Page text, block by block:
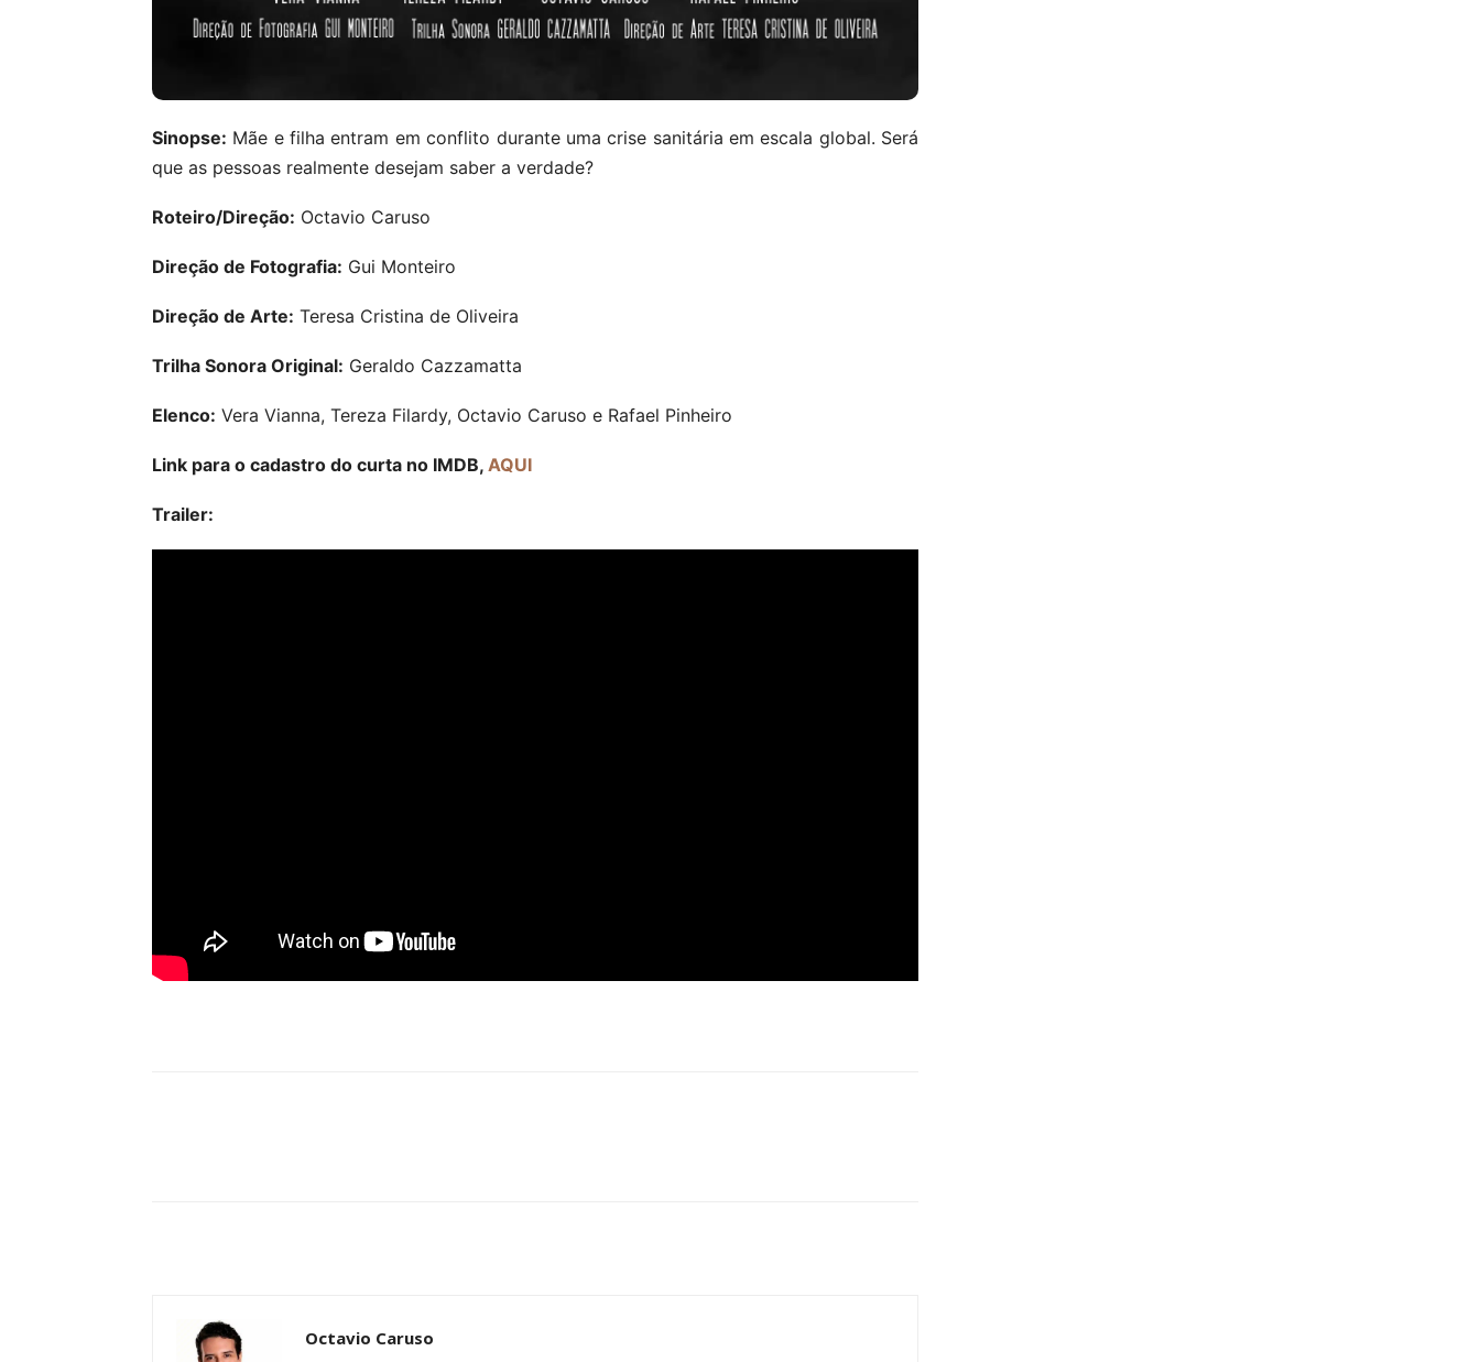
Sinopse: Mãe e filha entram em conflito durante uma crise sanitária em escala global. Será
que as pessoas realmente desejam saber a verdade?
Roteiro/Direção: Octavio Caruso
Direção de Fotografia: Gui Monteiro
Direção de Arte: Teresa Cristina de Oliveira
Trilha Sonora Original: Geraldo Cazzamatta
Elenco: Vera Vianna, Tereza Filardy, Octavio Caruso e Rafael Pinheiro
Link para o cadastro do curta no IMDB, AQUI
Trailer:
Octavio Caruso